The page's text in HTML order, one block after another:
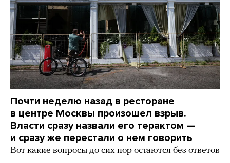
Почти неделю назад в ресторане
в центре Москвы произошел взрыв.
Власти сразу назвали его терактом —
и сразу же перестали о нем говорить
Вот какие вопросы до сих пор остаются без ответов